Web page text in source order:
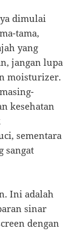
dimulai
tama,
yang
jangan lupa
moisturizer.
kesehatan
sementara
sangat
Ini adalah
sinar
dengan